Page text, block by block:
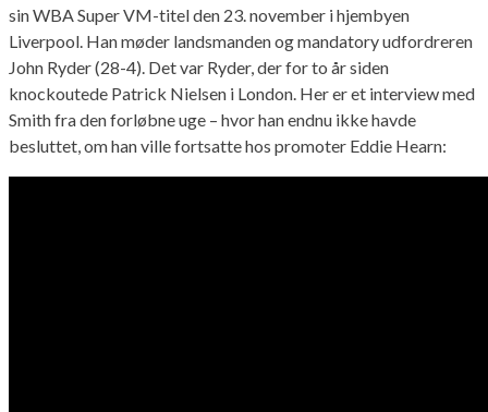
sin WBA Super VM-titel den 23. november i hjembyen
Liverpool. Han møder landsmanden og mandatory udfordreren
John Ryder (28-4). Det var Ryder, der for to år siden
knockoutede Patrick Nielsen i London. Her er et interview med
Smith fra den forløbne uge – hvor han endnu ikke havde
besluttet, om han ville fortsatte hos promoter Eddie Hearn: